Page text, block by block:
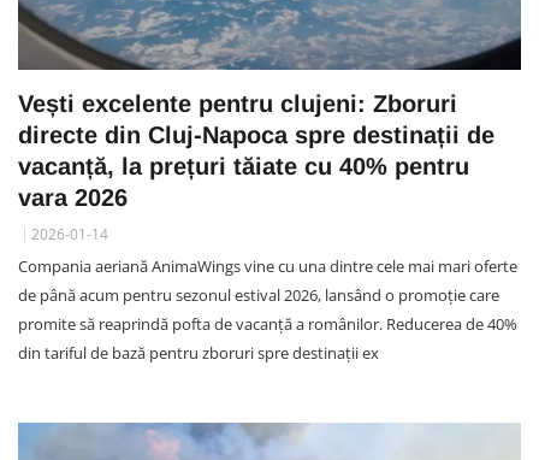
Vești excelente pentru clujeni: Zboruri
directe din Cluj-Napoca spre destinații de
vacanță, la prețuri tăiate cu 40% pentru
vara 2026
2026-01-14
Compania aeriană AnimaWings vine cu una dintre cele mai mari oferte
de până acum pentru sezonul estival 2026, lansând o promoție care
promite să reaprindă pofta de vacanță a românilor. Reducerea de 40%
din tariful de bază pentru zboruri spre destinații ex